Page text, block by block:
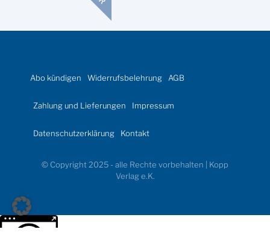
Abo kündigen Widerrufsbelehrung AGB
Zahlung und Lieferungen Impressum
Datenschutzerklärung Kontakt
© Copyright 2025 - alle Rechte vorbehalten | Kopp
Verlag e.K.
Weitere Informationen über den gesperrten Inhalt.